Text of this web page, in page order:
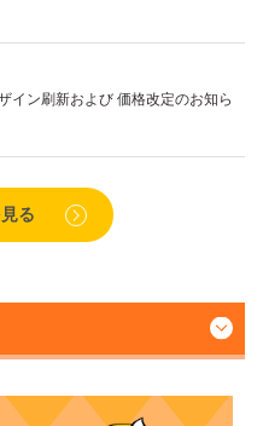
イン刷新および 価格改定のお知ら
る